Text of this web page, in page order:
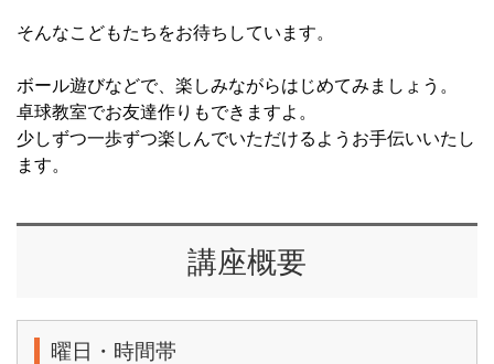
そんなこどもたちをお待ちしています。
ボール遊びなどで、楽しみながらはじめてみましょう。
卓球教室でお友達作りもできますよ。
少しずつ一歩ずつ楽しんでいただけるようお手伝いいたし
ます。
講座概要
曜日・時間帯